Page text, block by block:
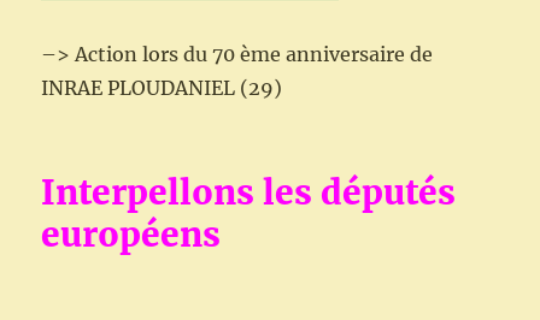
–> Action lors du 70 ème anniversaire de
INRAE PLOUDANIEL (29)
Interpellons les députés
européens